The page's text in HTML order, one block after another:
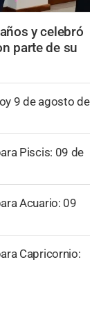
y celebró
parte de su
9 de agosto de
Piscis: 09 de
Acuario: 09
Capricornio: